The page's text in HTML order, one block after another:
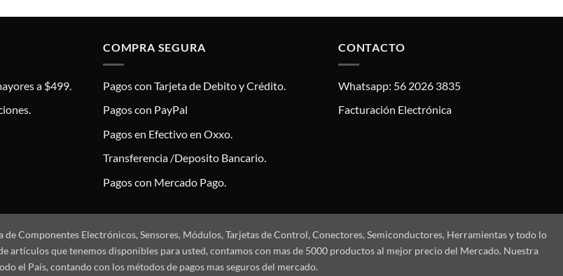
a $499.
COMPRA SEGURA
Pagos con Tarjeta de Debito y Crédito.
Pagos con PayPal
Pagos en Efectivo en Oxxo.
Transferencia /Deposito Bancario.
Pagos con Mercado Pago.
CONTACTO
Whatsapp: 56 2026 3835
Facturación Electrónica
Componentes Electrónicos, Sensores, Módulos, Tarjetas de Control, Conectores, Semiconductores, Herramientas y todo lo
artículos que tenemos disponibles para usted, contamos con mas de 5000 productos al mejor precio del Mercado. Nuestra
el País, contando con los métodos de pagos mas seguros del mercado.